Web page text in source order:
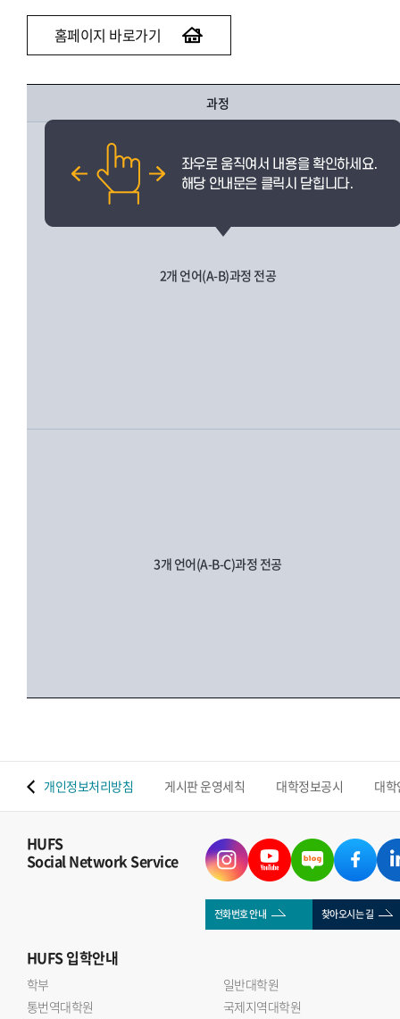
홈페이지 바로가기
과정
2개 언어(A-B)과정 전공
3개 언어(A-B-C)과정 전공
개인정보처리방침 게시판 운영세칙 대학정보공시 대
HUFS
Social Network Service
전화번호 안내 찾아오시는 길
HUFS입학안내
학부
일반대학원
통번역대학원
국제지역대학원